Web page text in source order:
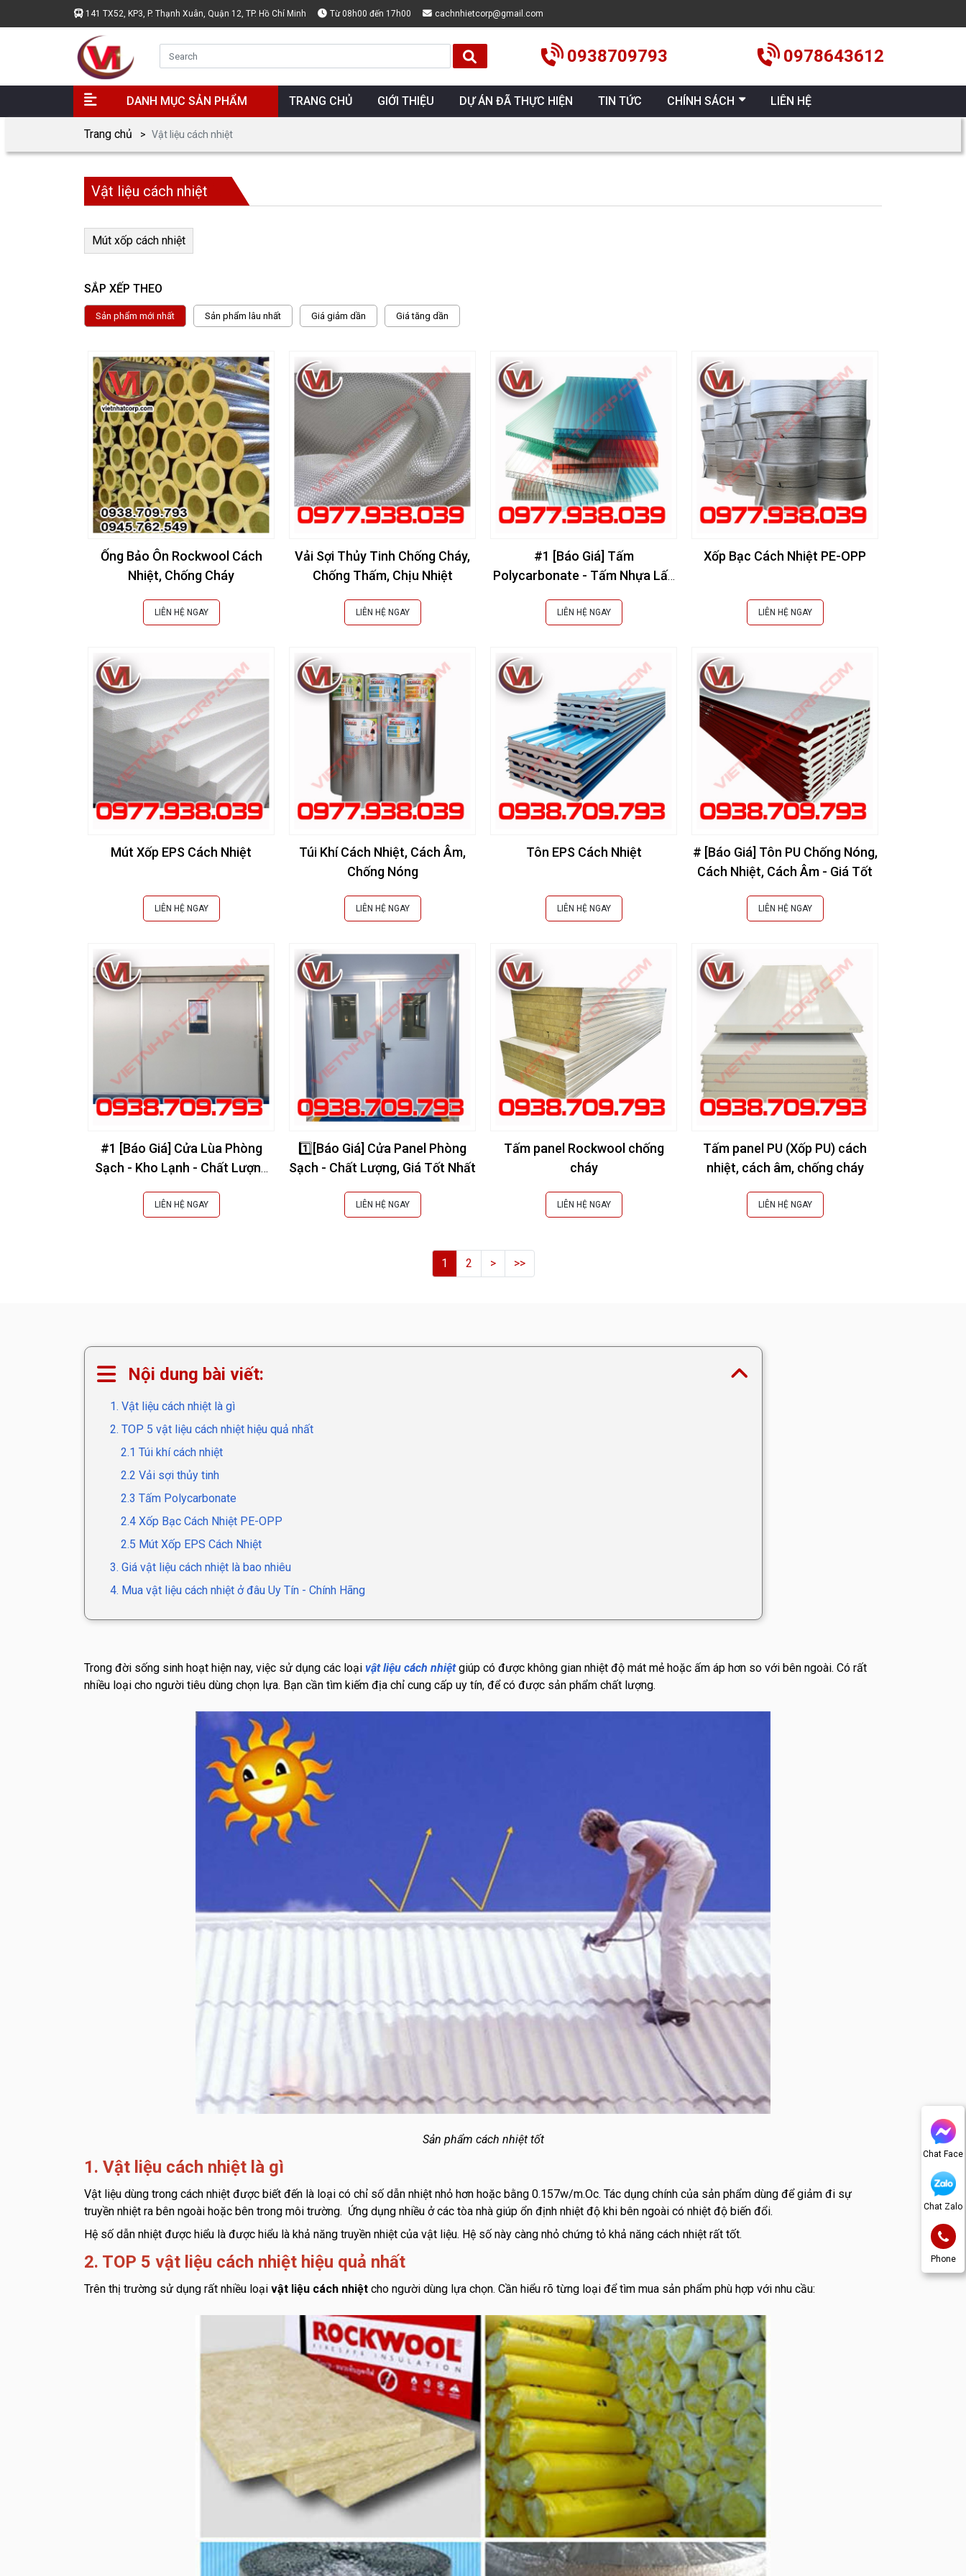
141 TX52, KP3, P. Thạnh Xuân, Quận 12, TP. Hồ Chí Minh Từ 08h00 đến 17h00 cachnhietcorp@gmail.com
0938709793 0978643612
DANH MỤC SẢN PHẨM TRANG CHỦ GIỚI THIỆU DỰ ÁN ĐÃ THỰC HIỆN TIN TỨC CHÍNH SÁCH LIÊN HỆ
Chat Face
Chat Zalo
Phone
Trang chủ Vật liệu cách nhiệt
Vật liệu cách nhiệt
Mút xốp cách nhiệt
SẮP XẾP THEO
Sản phẩm mới nhất Sản phẩm lâu nhất Giá giảm dần Giá tăng dần
Ống Bảo Ôn Rockwool Cách
Nhiệt, Chống Cháy
LIÊN HỆ NGAY
Vải Sợi Thủy Tinh Chống Cháy,
Chống Thấm, Chịu Nhiệt
LIÊN HỆ NGAY
#1 [Báo Giá] Tấm
Polycarbonate - Tấm Nhựa Lấy
LIÊN HỆ NGAY
Xốp Bạc Cách Nhiệt PE-OPP
LIÊN HỆ NGAY
Mút Xốp EPS Cách Nhiệt
LIÊN HỆ NGAY
Túi Khí Cách Nhiệt, Cách Âm,
Chống Nóng
LIÊN HỆ NGAY
Tôn EPS Cách Nhiệt
LIÊN HỆ NGAY
# [Báo Giá] Tôn PU Chống Nóng,
Cách Nhiệt, Cách Âm - Giá Tốt
LIÊN HỆ NGAY
#1 [Báo Giá] Cửa Lùa Phòng
Sạch - Kho Lạnh - Chất Lượng
LIÊN HỆ NGAY
1️⃣[Báo Giá] Cửa Panel Phòng
Sạch - Chất Lượng, Giá Tốt Nhất
LIÊN HỆ NGAY
Tấm panel Rockwool chống
cháy
LIÊN HỆ NGAY
Tấm panel PU (Xốp PU) cách
nhiệt, cách âm, chống cháy
LIÊN HỆ NGAY
1 2 > >>
Nội dung bài viết:
1. Vật liệu cách nhiệt là gì
2. TOP 5 vật liệu cách nhiệt hiệu quả nhất
2.1 Túi khí cách nhiệt
2.2 Vải sợi thủy tinh
2.3 Tấm Polycarbonate
2.4 Xốp Bạc Cách Nhiệt PE-OPP
2.5 Mút Xốp EPS Cách Nhiệt
3. Giá vật liệu cách nhiệt là bao nhiêu
4. Mua vật liệu cách nhiệt ở đâu Uy Tín - Chính Hãng
Trong đời sống sinh hoạt hiện nay, việc sử dụng các loại vật liệu cách nhiệt giúp có được không gian nhiệt độ mát mẻ hoặc ấm áp hơn so với bên ngoài. Có rất
nhiều loại cho người tiêu dùng chọn lựa. Bạn cần tìm kiếm địa chỉ cung cấp uy tín, để có được sản phẩm chất lượng.
Sản phẩm cách nhiệt tốt
1. Vật liệu cách nhiệt là gì
Vật liệu dùng trong cách nhiệt được biết đến là loại có chỉ số dẫn nhiệt nhỏ hơn hoặc bằng 0.157w/m.Oc. Tác dụng chính của sản phẩm dùng để giảm đi sự
truyền nhiệt ra bên ngoài hoặc bên trong môi trường. Ứng dụng nhiều ở các tòa nhà giúp ổn định nhiệt độ khi bên ngoài có nhiệt độ biến đổi.
Hệ số dẫn nhiệt được hiểu là được hiểu là khả năng truyền nhiệt của vật liệu. Hệ số này càng nhỏ chứng tỏ khả năng cách nhiệt rất tốt.
2. TOP 5 vật liệu cách nhiệt hiệu quả nhất
Trên thị trường sử dụng rất nhiều loại vật liệu cách nhiệt cho người dùng lựa chọn. Cần hiểu rõ từng loại để tìm mua sản phẩm phù hợp với nhu cầu: